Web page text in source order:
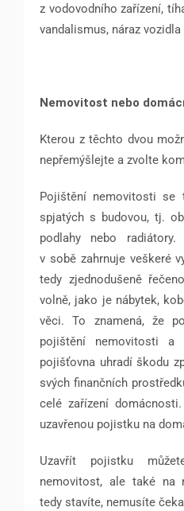
z vodovodního zařízení,
vandalismus, náraz vozidla
Nemovitost nebo
Kterou z těchto dvou
nepřemýšlejte a zvolte
Pojištění nemovitosti se
spjatých s budovou, tj.
podlahy nebo radiátory.
v sobě zahrnuje veškeré
tedy zjednodušeně
volně, jako je nábytek,
věci. To znamená, že
pojištění nemovitosti a
pojišťovna uhradí škodu
svých finančních
celé zařízení
uzavřenou pojistku na
Uzavřít pojistku
nemovitost, ale také na
tedy stavíte, nemusíte